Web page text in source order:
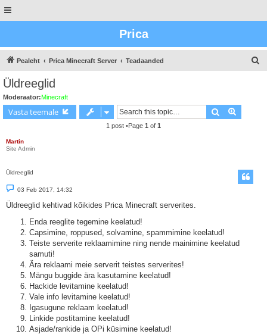
Prica
Pealeht Prica Minecraft Server Teadaanded
Üldreeglid
Moderaator:Minecraft
Vasta teemale Otsing
1 post •Page 1 of 1
Martin
Site Admin
Üldreeglid
P
o
s
t
03 Feb 2017, 14:32
Üldreeglid kehtivad kõikides Prica Minecraft serverites.
Enda reeglite tegemine keelatud!
Capsimine, roppused, solvamine, spammimine keelatud!
Teiste serverite reklaamimine ning nende mainimine keelatud
samuti!
Ära reklaami meie serverit teistes serverites!
Mängu buggide ära kasutamine keelatud!
Hackide levitamine keelatud!
Vale info levitamine keelatud!
Igasugune reklaam keelatud!
Linkide postitamine keelatud!
Asjade/rankide ja OPi küsimine keelatud!